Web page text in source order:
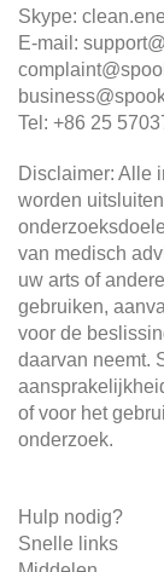
Skype:
E-mail:
Tel: +86 25
Disclaimer: Alle
worden
van medisch
uw arts of
gebruiken,
voor de
daarvan neemt.
of voor het
onderzoek.
Hulp nodig?
Snelle links